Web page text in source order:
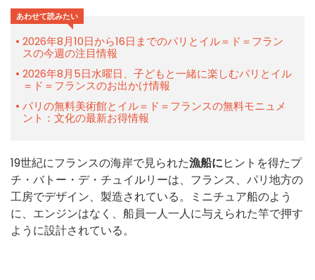
あわせて読みたい
2026年8月10日から16日までのパリとイル＝ド＝フラン
スの今週の注目情報
2026年8月5日水曜日、子どもと一緒に楽しむパリとイル
＝ド＝フランスのお出かけ情報
パリの無料美術館とイル＝ド＝フランスの無料モニュメ
ント：文化の最新お得情報
19世紀にフランスの海岸で見られた漁船にヒントを得たプ
チ・バトー・デ・チュイルリーは、フランス、パリ地方の
工房でデザイン、製造されている。ミニチュア船のよう
に、エンジンはなく、船員一人一人に与えられた竿で押す
ように設計されている。